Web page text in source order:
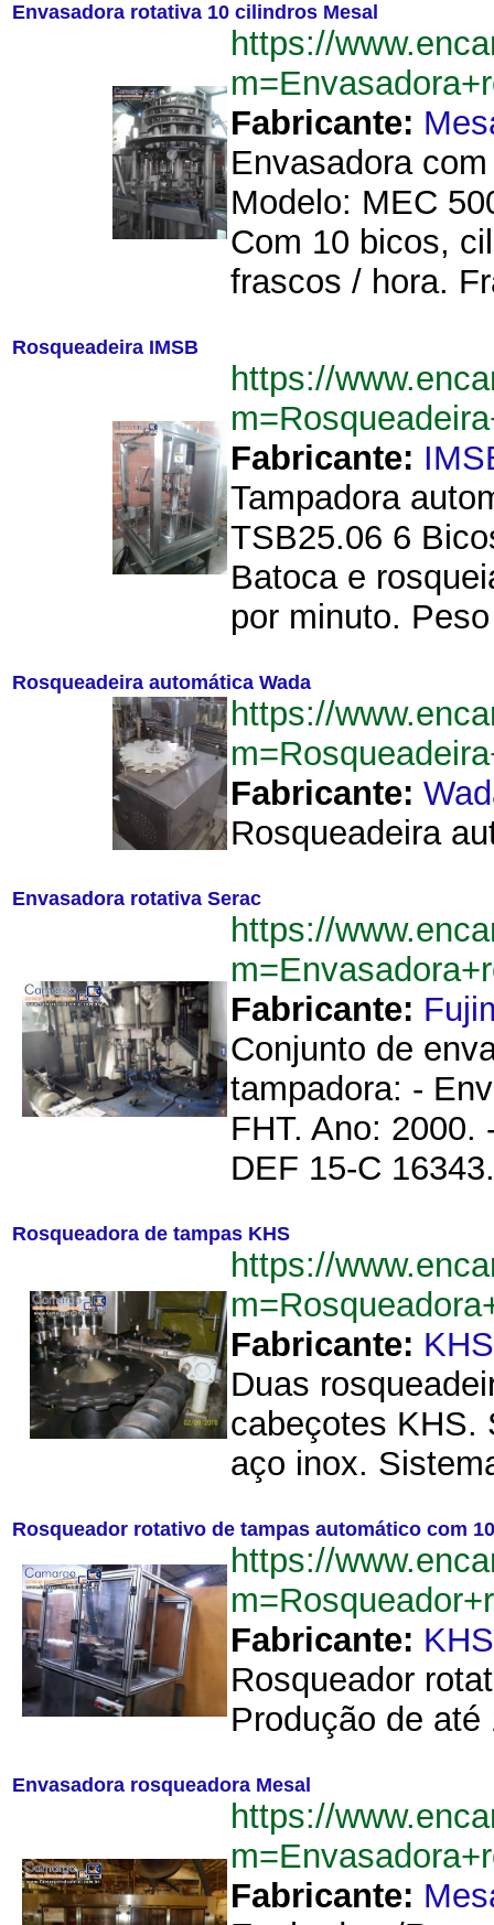
Envasadora rotativa 10 cilindros Mesal
https://
Fabricante:
Envasadora
Modelo: MEC
Com 10 bicos,
frascos / hora.
Rosqueadeira IMSB
https://
Fabricante:
Tampadora
TSB25.06 6
Batoca e
por minuto.
Rosqueadeira automática Wada
https://
Fabricante:
Rosqueadeira
Envasadora rotativa Serac
https://
Fabricante:
Conjunto de
tampadora: -
FHT. Ano:
DEF 15-C
Rosqueadora de tampas KHS
https://
Fabricante:
Duas
cabeçotes KHS.
aço inox.
Rosqueador rotativo de tampas automático com
https://
Fabricante: KHS
Rosqueador
Produção de
Envasadora rosqueadora Mesal
https://
Fabricante: